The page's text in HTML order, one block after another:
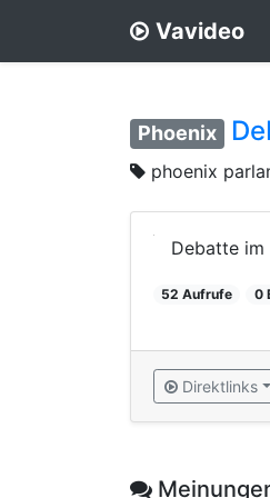
Vavideo
Phoenix
phoenix
Debatte im
52 Aufrufe 0
Direktlinks